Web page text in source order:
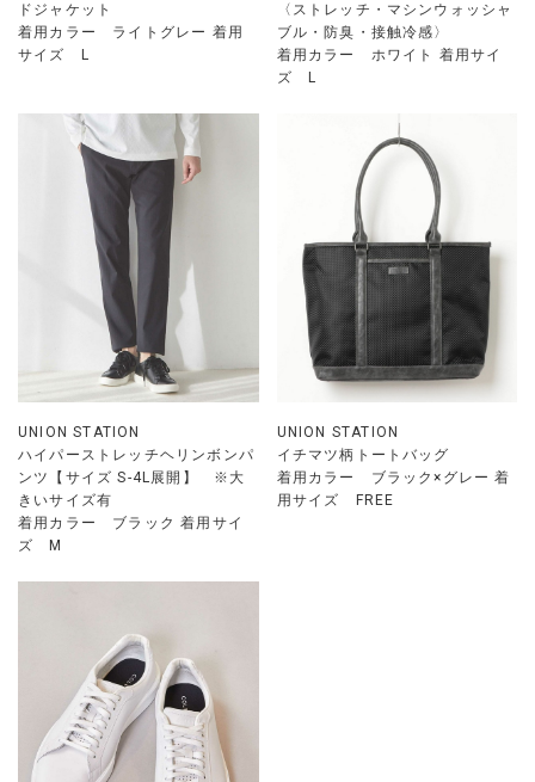
ドジャケット
着用カラー ライトグレー 着用
サイズ L
〈ストレッチ・マシンウォッシャ
ブル・防臭・接触冷感〉
着用カラー ホワイト 着用サイ
ズ L
UNION STATION
ハイパーストレッチヘリンボンパ
ンツ【サイズ S-4L展開】 ※大
きいサイズ有
着用カラー ブラック 着用サイ
ズ M
UNION STATION
イチマツ柄トートバッグ
着用カラー ブラック×グレー 着
用サイズ FREE